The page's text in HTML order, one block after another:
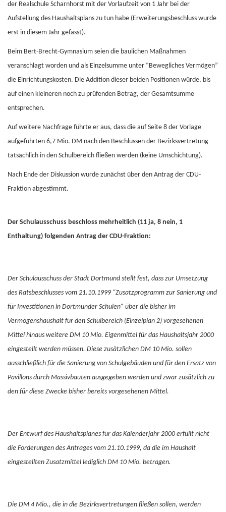
der Realschule Scharnhorst mit der Vorlaufzeit von 1 Jahr bei der
Aufstellung des Haushaltsplans zu tun habe (Erweiterungsbeschluss wurde
erst in diesem Jahr gefasst).
Beim Bert-Brecht-Gymnasium seien die baulichen Maßnahmen
veranschlagt worden und als Einzelsumme unter “Bewegliches Vermögen”
die Einrichtungskosten. Die Addition dieser beiden Positionen würde, bis
auf einen kleineren noch zu prüfenden Betrag, der Gesamtsumme
entsprechen.
Auf weitere Nachfrage führte er aus, dass die auf Seite 8 der Vorlage
aufgeführten 6,7 Mio. DM nach den Beschlüssen der Bezirksvertretung
tatsächlich in den Schulbereich fließen werden (keine Umschichtung).
Nach Ende der Diskussion wurde zunächst über den Antrag der CDU-
Fraktion abgestimmt.
Der Schulausschuss beschloss mehrheitlich (11 ja, 8 nein, 1
Enthaltung) folgenden Antrag der CDU-Fraktion:
Der Schulausschuss der Stadt Dortmund stellt fest, dass zur Umsetzung
des Ratsbeschlusses vom 21.10.1999 “Zusatzprogramm zur Sanierung und
für Investitionen in Dortmunder Schulen” über die bisher im
Vermögenshaushalt für den Schulbereich (Einzelplan 2) vorgesehenen
Mittel hinaus weitere DM 10 Mio. Eigenmittel für das Haushaltsjahr 2000
eingestellt werden müssen. Diese zusätzlichen DM 10 Mio. sollen
ausschließlich für die Sanierung von Schulgebäuden und für den Ersatz von
Pavillons durch Massivbauten ausgegeben werden und zwar zusätzlich zu
den für diese Zwecke bisher bereits vorgesehenen Mittel.
Der Entwurf des Haushaltsplanes für das Kalenderjahr 2000 erfüllt nicht
die Forderungen des Antrages vom 21.10.1999, da die im Haushalt
eingestellten Zusatzmittel lediglich DM 10 Mio. betragen.
Die DM 4 Mio., die in die Bezirksvertretungen fließen sollen, werden